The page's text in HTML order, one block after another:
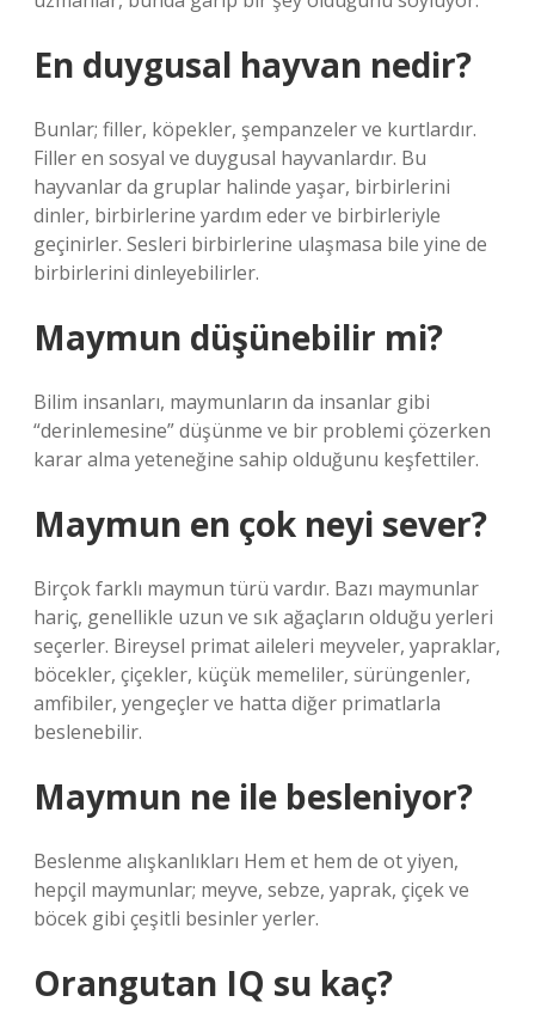
En duygusal hayvan nedir?
Bunlar; filler, köpekler, şempanzeler ve kurtlardır.
Filler en sosyal ve duygusal hayvanlardır. Bu
hayvanlar da gruplar halinde yaşar, birbirlerini
dinler, birbirlerine yardım eder ve birbirleriyle
geçinirler. Sesleri birbirlerine ulaşmasa bile yine de
birbirlerini dinleyebilirler.
Maymun düşünebilir mi?
Bilim insanları, maymunların da insanlar gibi
“derinlemesine” düşünme ve bir problemi çözerken
karar alma yeteneğine sahip olduğunu keşfettiler.
Maymun en çok neyi sever?
Birçok farklı maymun türü vardır. Bazı maymunlar
hariç, genellikle uzun ve sık ağaçların olduğu yerleri
seçerler. Bireysel primat aileleri meyveler, yapraklar,
böcekler, çiçekler, küçük memeliler, sürüngenler,
amfibiler, yengeçler ve hatta diğer primatlarla
beslenebilir.
Maymun ne ile besleniyor?
Beslenme alışkanlıkları Hem et hem de ot yiyen,
hepçil maymunlar; meyve, sebze, yaprak, çiçek ve
böcek gibi çeşitli besinler yerler.
Orangutan IQ su kaç?